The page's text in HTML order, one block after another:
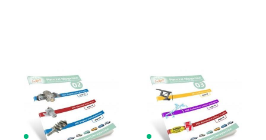
Paruzzi Magazine,
edition 02 EN.
pocket format (A5)
Paruzzi nummer:591832
Produsent:Paruzzi
207 varer
Paruzzi Magazine,
edition 03 EN.
pocket format (A5)
Paruzzi nummer:591833
Produsent:Paruzzi
289 varer